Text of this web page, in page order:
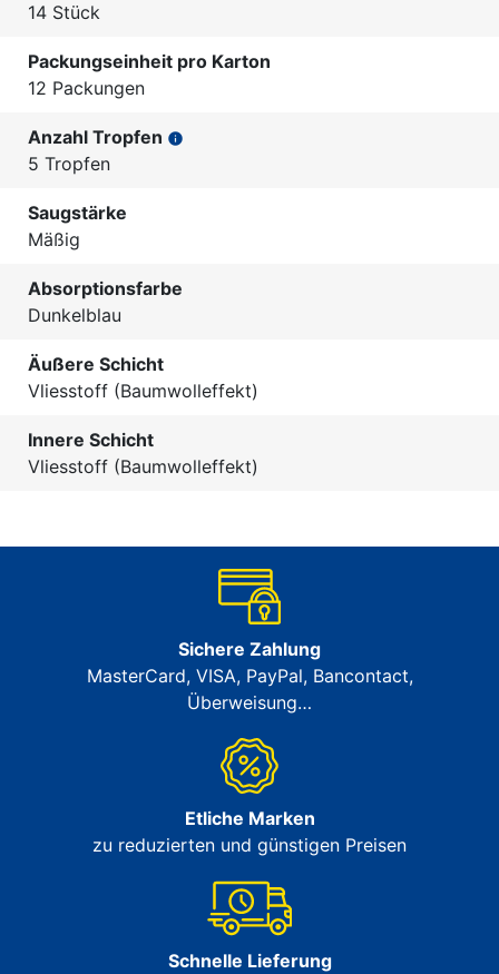
14 Stück
Packungseinheit pro Karton
12 Packungen
Anzahl Tropfen info
5 Tropfen
Saugstärke
Mäßig
Absorptionsfarbe
Dunkelblau
Äußere Schicht
Vliesstoff (Baumwolleffekt)
Innere Schicht
Vliesstoff (Baumwolleffekt)
Sichere Zahlung
MasterCard, VISA, PayPal, Bancontact,
Überweisung…
Etliche Marken
zu reduzierten und günstigen Preisen
Schnelle Lieferung